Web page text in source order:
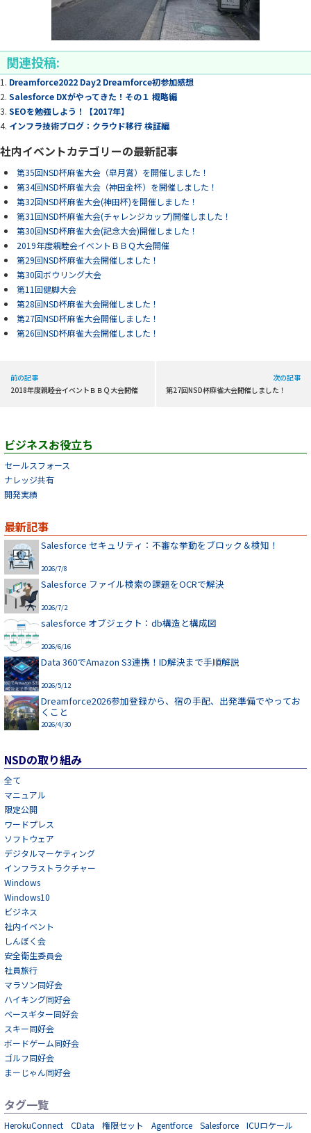
関連投稿:
Dreamforce2022 Day2 Dreamforce初参加感想
Salesforce DXがやってきた！その１ 概略編
SEOを勉強しよう！【2017年】
インフラ技術ブログ：クラウド移行 検証編
社内イベントカテゴリーの最新記事
第35回NSD杯麻雀大会（皐月賞）を開催しました！
第34回NSD杯麻雀大会（神田金杯）を開催しました！
第32回NSD杯麻雀大会(神田杯)を開催しました！
第31回NSD杯麻雀大会(チャレンジカップ)開催しました！
第30回NSD杯麻雀大会(記念大会)開催しました！
2019年度親睦会イベントＢＢＱ大会開催
第29回NSD杯麻雀大会開催しました！
第30回ボウリング大会
第11回健脚大会
第28回NSD杯麻雀大会開催しました！
第27回NSD杯麻雀大会開催しました！
第26回NSD杯麻雀大会開催しました！
前の記事
2018年度親睦会イベントＢＢＱ大会開催
次の記事
第27回NSD杯麻雀大会開催しました！
ビジネスお役立ち
セールスフォース
ナレッジ共有
開発実績
最新記事
Salesforce セキュリティ：不審な挙動をブロック＆検知！
2026/7/8
Salesforce ファイル検索の課題をOCRで解決
2026/7/2
salesforce オブジェクト：db構造と構成図
2026/6/16
Data 360でAmazon S3連携！ID解決まで手順解説
2026/5/12
Dreamforce2026参加登録から、宿の手配、出発準備でやってお
くこと
2026/4/30
NSDの取り組み
全て
マニュアル
限定公開
ワードプレス
ソフトウェア
デジタルマーケティング
インフラストラクチャー
Windows
Windows10
ビジネス
社内イベント
しんぼく会
安全衛生委員会
社員旅行
マラソン同好会
ハイキング同好会
ベースギター同好会
スキー同好会
ボードゲーム同好会
ゴルフ同好会
まーじゃん同好会
タグ一覧
HerokuConnect CData 権限セット Agentforce Salesforce
ICUロケール